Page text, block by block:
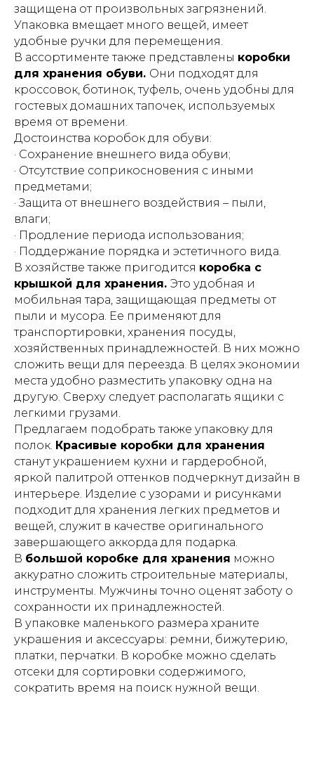
защищена от произвольных загрязнений.
Упаковка вмещает много вещей, имеет
удобные ручки для перемещения.
В ассортименте также представлены коробки
для хранения обуви. Они подходят для
кроссовок, ботинок, туфель, очень удобны для
гостевых домашних тапочек, используемых
время от времени.
Достоинства коробок для обуви:
· Сохранение внешнего вида обуви;
· Отсутствие соприкосновения с иными
предметами;
· Защита от внешнего воздействия – пыли,
влаги;
· Продление периода использования;
· Поддержание порядка и эстетичного вида.
В хозяйстве также пригодится коробка с
крышкой для хранения. Это удобная и
мобильная тара, защищающая предметы от
пыли и мусора. Ее применяют для
транспортировки, хранения посуды,
хозяйственных принадлежностей. В них можно
сложить вещи для переезда. В целях экономии
места удобно разместить упаковку одна на
другую. Сверху следует располагать ящики с
легкими грузами.
Предлагаем подобрать также упаковку для
полок. Красивые коробки для хранения
станут украшением кухни и гардеробной,
яркой палитрой оттенков подчеркнут дизайн в
интерьере. Изделие с узорами и рисунками
подходит для хранения легких предметов и
вещей, служит в качестве оригинального
завершающего аккорда для подарка.
В большой коробке для хранения можно
аккуратно сложить строительные материалы,
инструменты. Мужчины точно оценят заботу о
сохранности их принадлежностей.
В упаковке маленького размера храните
украшения и аксессуары: ремни, бижутерию,
платки, перчатки. В коробке можно сделать
отсеки для сортировки содержимого,
сократить время на поиск нужной вещи.